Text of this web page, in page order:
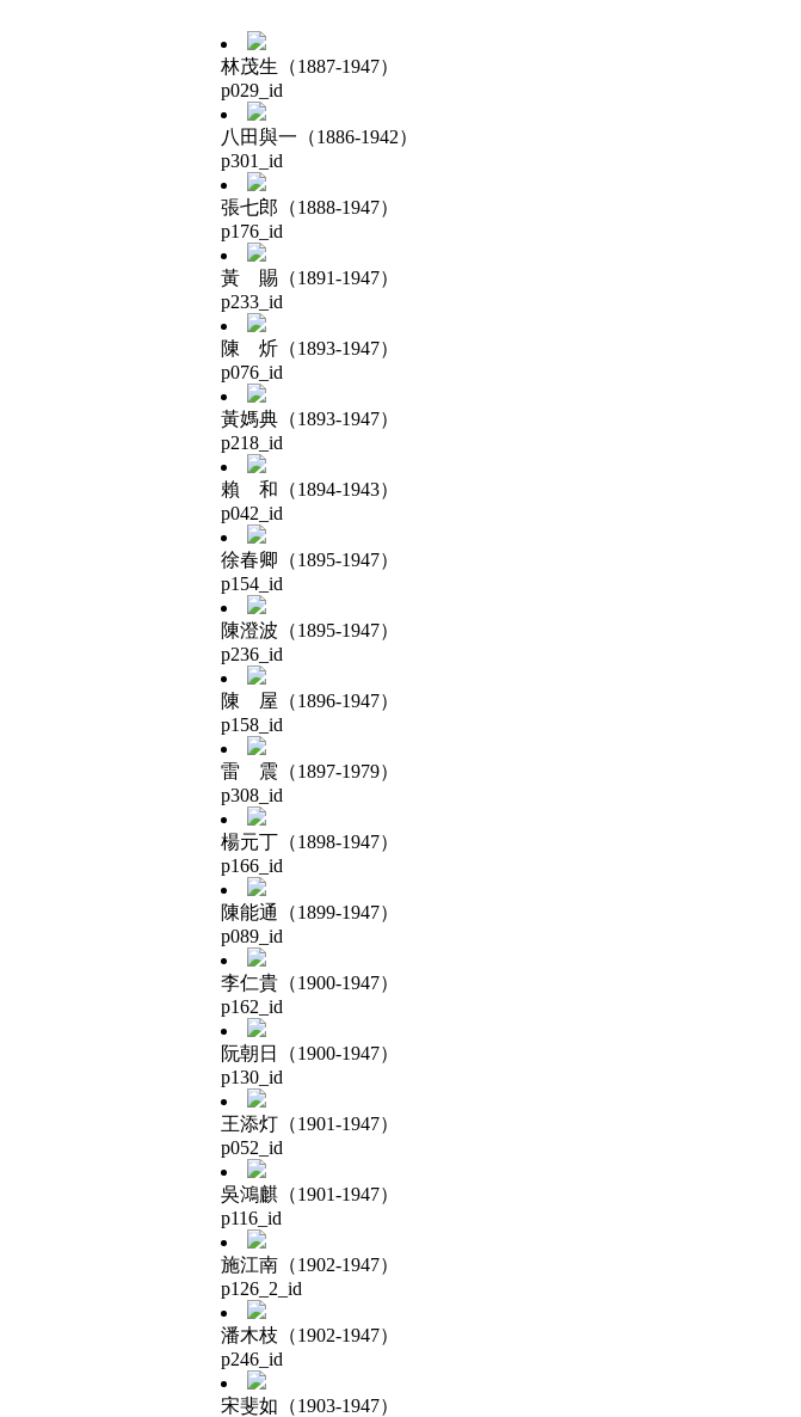
林茂生（1887-1947）
p029_id
八田與一（1886-1942）
p301_id
張七郎（1888-1947）
p176_id
黃 賜（1891-1947）
p233_id
陳 炘（1893-1947）
p076_id
黃媽典（1893-1947）
p218_id
賴 和（1894-1943）
p042_id
徐春卿（1895-1947）
p154_id
陳澄波（1895-1947）
p236_id
陳 屋（1896-1947）
p158_id
雷 震（1897-1979）
p308_id
楊元丁（1898-1947）
p166_id
陳能通（1899-1947）
p089_id
李仁貴（1900-1947）
p162_id
阮朝日（1900-1947）
p130_id
王添灯（1901-1947）
p052_id
吳鴻麒（1901-1947）
p116_id
施江南（1902-1947）
p126_2_id
潘木枝（1902-1947）
p246_id
宋斐如（1903-1947）